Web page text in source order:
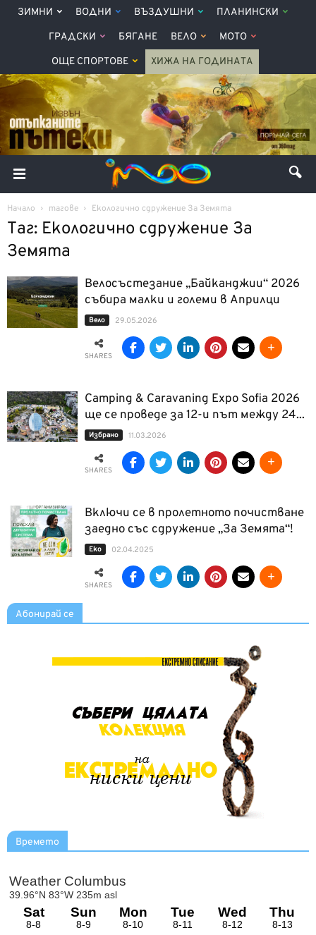
ЗИМНИ ВОДНИ ВЪЗДУШНИ ПЛАНИНСКИ
ГРАДСКИ БЯГАНЕ ВЕЛО МОТО
ОЩЕ СПОРТОВЕ ХИЖА НА ГОДИНАТА
Начало тагове Екологично сдружение За Земята
Таг: Екологично сдружение За
Земята
Велосъстезание „Байканджии“ 2026
събира малки и големи в Априлци
Вело 29.05.2026
SHARES
Camping & Caravaning Expo Sofia 2026
ще се проведе за 12-и път между 24...
Избрано 11.03.2026
SHARES
Включи се в пролетното почистване
заедно със сдружение „За Земята“!
Еко 02.04.2025
SHARES
Абонирай се
Времето